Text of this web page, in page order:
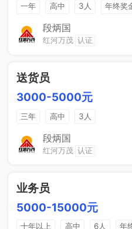
一年 高中 3人 年终奖
奖励计划段炳国
红河万茂 认证
送货员
3000-5000元
三年 高中 3人
段炳国
红河万茂 认证
业务员
5000-15000元
十年以上 高中 6人
年